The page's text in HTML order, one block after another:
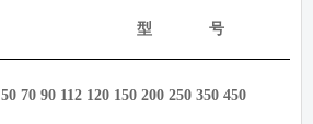
型 号
50 70 90 112 120 150 200 250 350 450